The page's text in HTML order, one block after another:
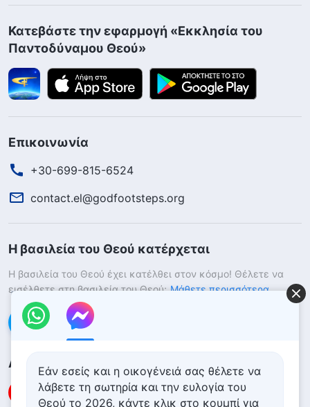
Κατεβάστε την εφαρμογή «Εκκλησία του
Παντοδύναμου Θεού»
Επικοινωνία
+30-699-815-6524
contact.el@godfootsteps.org
Η βασιλεία του Θεού κατέρχεται
Η βασιλεία του Θεού έχει κατέλθει στον κόσμο! Θέλετε να
εισέλθετε στη βασιλεία του Θεού; Μάθετε περισσότερα
Επικοινωνήστε μαζί μας μέσω Messenger
Ακολουθήστε μας
Εάν εσείς και η οικογένειά σας θέλετε να
λάβετε τη σωτηρία και την ευλογία του
Θεού το 2026, κάντε κλικ στο κουμπί για